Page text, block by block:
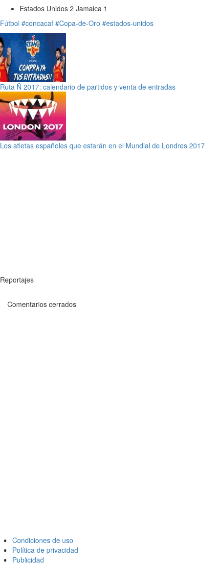
Estados Unidos 2 Jamaica 1
Fútbol #concacaf #Copa-de-Oro #estados-unidos
Ruta Ñ 2017: calendario de partidos y venta de entradas
Los atletas españoles que estarán en el Mundial de Londres 2017
Reportajes
Comentarios cerrados
Condiciones de uso
Política de privacidad
Publicidad